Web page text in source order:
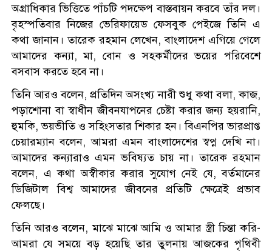
অগ্রাধিকার ভিত্তিতে পাঁচটি পদক্ষেপ বাস্তবায়ন করবে তাঁর দল।
বৃহস্পতিবার নিজের ভেরিফায়েড ফেসবুক পেইজে তিনি এ
কথা জানান। তারেক রহমান লেখেন, বাংলাদেশ এগিয়ে গেলে
আমাদের কন্যা, মা, বোন ও সহকর্মীদের ভয়ের পরিবেশে
বসবাস করতে হবে না।
তিনি আরও বলেন, প্রতিদিন অসংখ্য নারী শুধু কথা বলা, কাজ,
পড়াশোনা বা স্বাধীন জীবনযাপনের চেষ্টা করার জন্য হয়রানি,
হুমকি, ভয়ভীতি ও সহিংসতার শিকার হন। বিএনপির ভারপ্রাপ্ত
চেয়ারম্যান বলেন, আমরা এমন বাংলাদেশের স্বপ্ন দেখি না।
আমাদের কন্যারাও এমন ভবিষ্যত চায় না। তারেক রহমান
বলেন, এ কথা অস্বীকার করার সুযোগ নেই যে, বর্তমানের
ডিজিটাল বিশ্ব আমাদের জীবনের প্রতিটি ক্ষেত্রেই প্রভাব
ফেলছে।
তিনি আরও বলেন, মাঝে মাঝে আমি ও আমার স্ত্রী চিন্তা করি-
আমরা যে সময়ে বড় হয়েছি তার তুলনায় আজকের পৃথিবী